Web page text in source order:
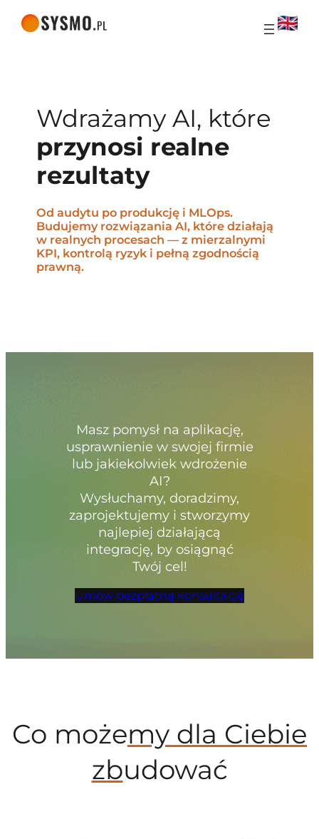
Wdrażamy AI, które
przynosi realne
rezultaty
Od audytu po produkcję i MLOps.
Budujemy rozwiązania AI, które działają
w realnych procesach — z mierzalnymi
KPI, kontrolą ryzyk i pełną zgodnością
prawną.
Masz pomysł na aplikację,
usprawnienie w swojej firmie
lub jakiekolwiek wdrożenie
AI?
Wysłuchamy, doradzimy,
zaprojektujemy i stworzymy
najlepiej działającą
integrację, by osiągnąć
Twój cel!
Umów bezpłatną konsultację
Co możemy dla Ciebie
zbudować